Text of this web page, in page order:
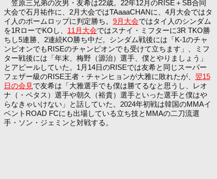
笠原三兄弟の次男・友希は22歳。22年12月のRISE＋SB合同
大会で石月祐作に、2月大会ではTAaaaCHANに、4月大会ではタ
イ人のポームロップに判定勝ち。 9月大会ではタイ人のシンダム
を1RローでKOし、 11月大会ではスナイ・ミフターに3R TKO勝
ちし5連勝、2連続KO勝ち中だ。シンダム戦後には「K-1のチャ
ンピオンでもRISEのチャンピオンでも受けて立ちます」、ミフ
ター戦後には「年末、梅野（源治）選手、僕とやりましょう」
とアピールしていた。1月14日のRISEでは友希と同じスーパー
フェザー級のRISE王者・チャンヒョンが大雅に敗れたが、 翌15
日の会見で友希は「大雅選手でも僕は勝てるなと思うし、レオ
ナ（・ペタス）選手や朝久（裕貴）選手といった選手と僕はや
らなきゃいけない」と話していた。2024年初戦は韓国のMMAイ
ベントROAD FCにも出場している立ち技とMMAの二刀流選
手・ソン・ジェミンと対戦する。